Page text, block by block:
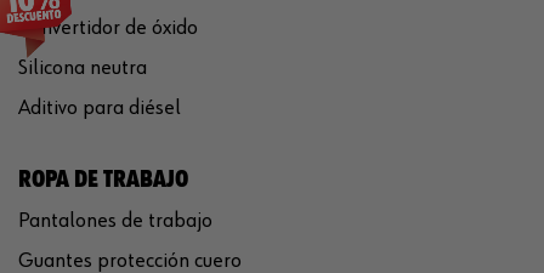
Convertidor de óxido
Silicona neutra
Aditivo para diésel
ROPA DE TRABAJO
Pantalones de trabajo
Guantes protección cuero